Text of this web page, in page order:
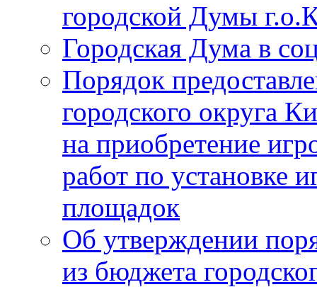
городской Думы
Городская Дума в
Порядок
городского округа
на приобретение
работ по установке
площадок
Об утверждении
из бюджета